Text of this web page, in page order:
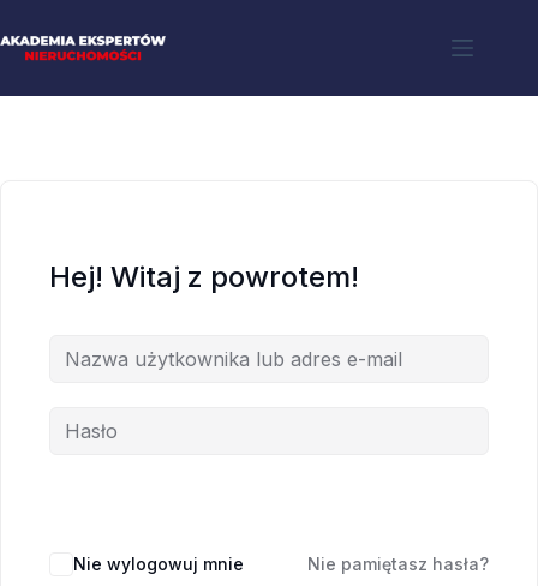
Hej! Witaj z powrotem!
Nie wylogowuj mnie Nie pamiętasz hasła?